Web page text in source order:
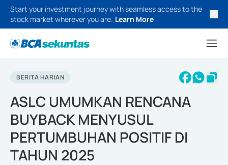
Start your investment journey with seamless access to the
stock market wherever you are. Learn More
BERITA HARIAN
ASLC UMUMKAN RENCANA
BUYBACK MENYUSUL
PERTUMBUHAN POSITIF DI
TAHUN 2025